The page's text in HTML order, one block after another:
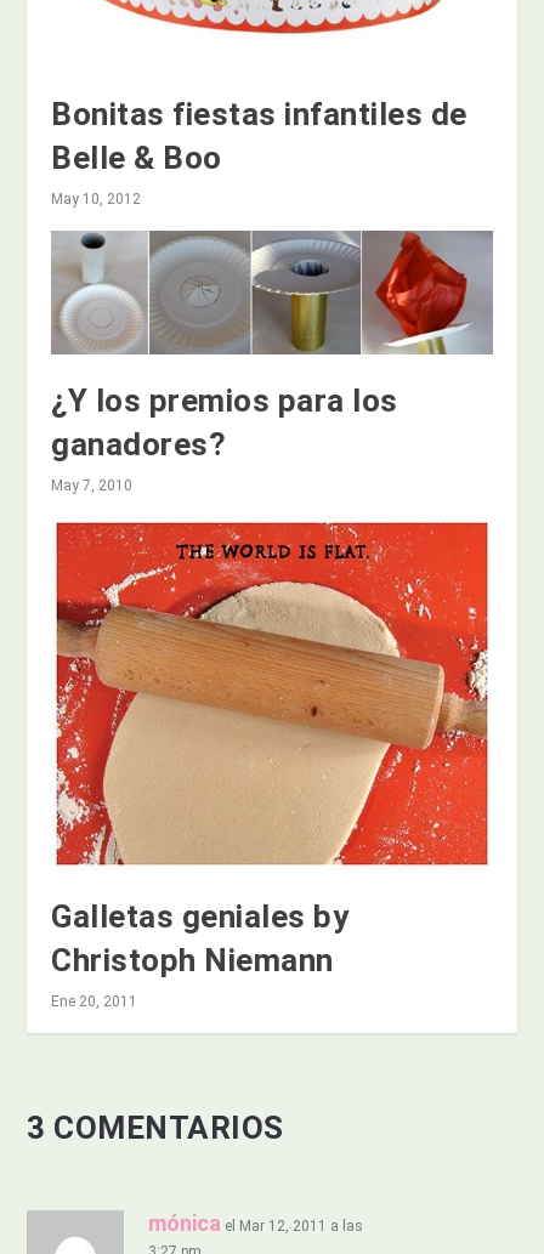
Bonitas fiestas infantiles de
Belle & Boo
May 10, 2012
¿Y los premios para los
ganadores?
May 7, 2010
Galletas geniales by
Christoph Niemann
Ene 20, 2011
3 COMENTARIOS
mónica el Mar 12, 2011 a las